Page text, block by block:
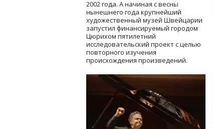
2002 года. А начиная с весны
нынешнего года крупнейший
художественный музей Швейцарии
запустил финансируемый городом
Цюрихом пятилетний
исследовательский проект с целью
повторного изучения
происхождения произведений.